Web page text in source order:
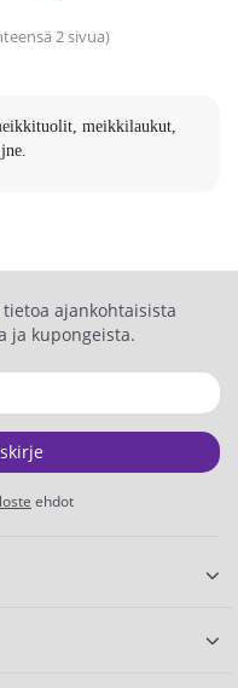
2 sivua)
meikkilaukut,
ajankohtaisista
ja kupongeista.
ehdot